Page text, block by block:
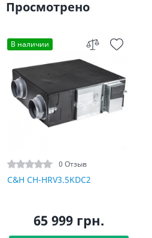
Просмотрено
В наличии
0 Отзыв
C&H CH-HRV3.5KDC2
65 999 грн.